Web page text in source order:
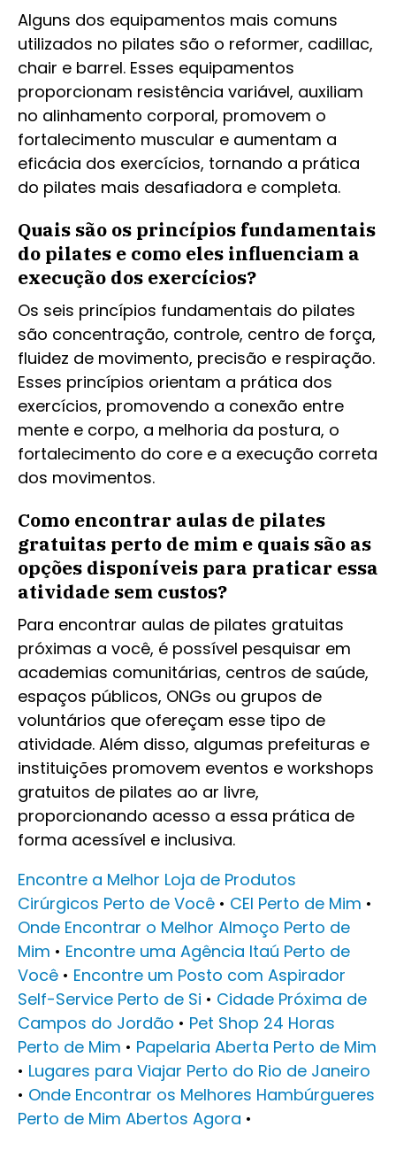
Alguns dos equipamentos mais comuns
utilizados no pilates são o reformer, cadillac,
chair e barrel. Esses equipamentos
proporcionam resistência variável, auxiliam
no alinhamento corporal, promovem o
fortalecimento muscular e aumentam a
eficácia dos exercícios, tornando a prática
do pilates mais desafiadora e completa.
Quais são os princípios fundamentais
do pilates e como eles influenciam a
execução dos exercícios?
Os seis princípios fundamentais do pilates
são concentração, controle, centro de força,
fluidez de movimento, precisão e respiração.
Esses princípios orientam a prática dos
exercícios, promovendo a conexão entre
mente e corpo, a melhoria da postura, o
fortalecimento do core e a execução correta
dos movimentos.
Como encontrar aulas de pilates
gratuitas perto de mim e quais são as
opções disponíveis para praticar essa
atividade sem custos?
Para encontrar aulas de pilates gratuitas
próximas a você, é possível pesquisar em
academias comunitárias, centros de saúde,
espaços públicos, ONGs ou grupos de
voluntários que ofereçam esse tipo de
atividade. Além disso, algumas prefeituras e
instituições promovem eventos e workshops
gratuitos de pilates ao ar livre,
proporcionando acesso a essa prática de
forma acessível e inclusiva.
Encontre a Melhor Loja de Produtos
Cirúrgicos Perto de Você • CEI Perto de Mim •
Onde Encontrar o Melhor Almoço Perto de
Mim • Encontre uma Agência Itaú Perto de
Você • Encontre um Posto com Aspirador
Self-Service Perto de Si • Cidade Próxima de
Campos do Jordão • Pet Shop 24 Horas
Perto de Mim • Papelaria Aberta Perto de Mim
• Lugares para Viajar Perto do Rio de Janeiro
• Onde Encontrar os Melhores Hambúrgueres
Perto de Mim Abertos Agora •